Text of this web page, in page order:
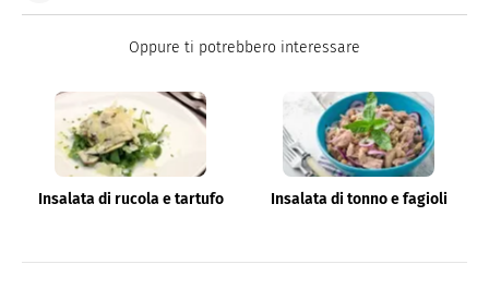
quale trovi idee veloci, facili e spiegate passo passo.
Oppure ti potrebbero interessare
Insalata di rucola e tartufo Insalata di tonno e fagioli